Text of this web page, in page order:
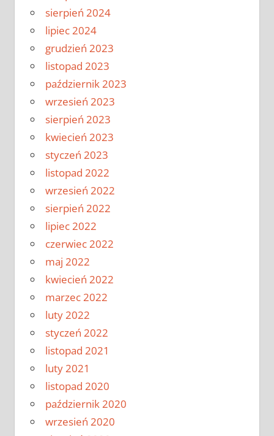
sierpień 2024
lipiec 2024
grudzień 2023
listopad 2023
październik 2023
wrzesień 2023
sierpień 2023
kwiecień 2023
styczeń 2023
listopad 2022
wrzesień 2022
sierpień 2022
lipiec 2022
czerwiec 2022
maj 2022
kwiecień 2022
marzec 2022
luty 2022
styczeń 2022
listopad 2021
luty 2021
listopad 2020
październik 2020
wrzesień 2020